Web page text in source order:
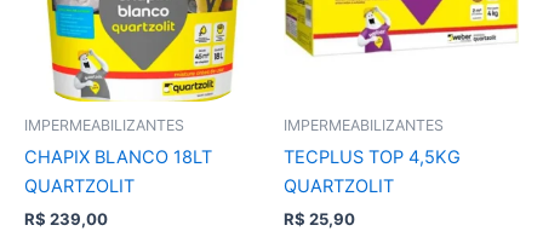
IMPERMEABILIZANTES
CHAPIX BLANCO 18LT
QUARTZOLIT
R$ 239,00
IMPERMEABILIZANTES
TECPLUS TOP 4,5KG
QUARTZOLIT
R$ 25,90